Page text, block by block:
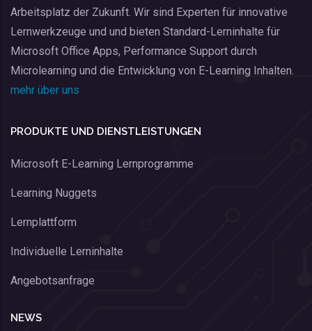
Arbeitsplatz der Zukunft. Wir sind Experten für innovative
Lernwerkzeuge und und bieten Standard-Lerninhalte für
Microsoft Office Apps, Performance Support durch
Microlearning und die Entwicklung von E-Learning Inhalten.
mehr über uns
PRODUKTE UND DIENSTLEISTUNGEN
Microsoft E-Learning Lernprogramme
Learning Nuggets
Lernplattform
Individuelle Lerninhalte
Angebotsanfrage
NEWS